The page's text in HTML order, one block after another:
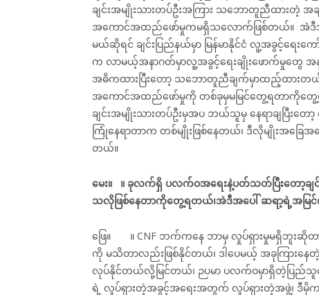
ချင်းအမျိုးသားတပ်ဦးအကြား သဘောတူညီထားတဲ့ အ
အကောင်အထည်ဖော်မှုကမရှိသလောက်ဖြစ်တယ်။ အဲဒီအ
မယ်ဆိုရင် ချင်းပြည်နယ်မှာ မြန်မာနိုင်ငံ လူ့အခွင့်ရေ
က လာမယ့်အနာဂတ်မှာလူ့အခွင့်ရေးချိုးဖောက်မှုတွေ
အဓိကထားပြီးတော့ သဘောတူညီချက်မှာထည့်ထားတ
အကောင်အထည်ဖော်မှုကို တစ်ခုမှမမြင်တွေ့ရတာကိုတွေ့ရ
ချင်းအမျိုးသားတပ်ဦးမှအပ ဘယ်သူမှ နေရာချပြီး
ကြုံနေရာတာက တစ်မျိုးဖြစ်နေတယ်၊ ဒီလိုမျိုးအခြေ
တယ်။
မေး။ ။ ခုလက်ရှိ ပလက်ဝအရေးနဲ့ပတ်သတ်ပြီးတော့ခ
သလိုဖြစ်နေတာကိုတွေ့ရတယ်၊အဲဒီအပေါ် ဆရာ့ရဲ့အမြ
ဖြေ။ ။ CNF ဘက်ကနေ ဘာမှ လှုပ်ရှားမှုမရှိဘူးဆိုတ
ကို မသိတာလည်းဖြစ်နိုင်တယ်၊ ဒါပေမယ့် အခုကြားနေ
လုပ်နိုင်တယ်လို့မြင်တယ်၊ ဉပမာ ပလက်ဝမှာရှိတဲ့ပြည်
ရဲ့ လှုပ်ရှားတဲ့အခွင့်အရေးအတွက် လှုပ်ရှားတဲ့အဖွဲ့၊ ဒီမို